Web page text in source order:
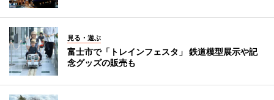
見る・遊ぶ
富士市で「トレインフェスタ」 鉄道模型展示や記
念グッズの販売も